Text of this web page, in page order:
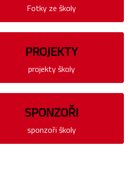
Fotky ze školy
PROJEKTY
projekty školy
SPONZOŘI
sponzoři školy